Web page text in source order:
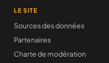
LE SITE
Sources des données
Partenaires
Charte de modération